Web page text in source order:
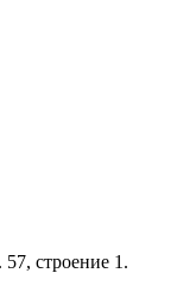
57, строение 1.